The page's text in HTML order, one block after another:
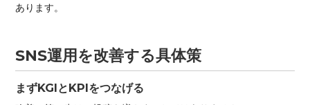
あります。
SNS運用を改善する具体策
まずKGIとKPIをつなげる